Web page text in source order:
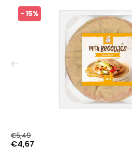
- 15%
€5,49
€4,67